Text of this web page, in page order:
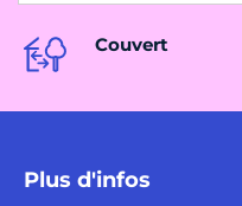
Couvert
Plus d'infos